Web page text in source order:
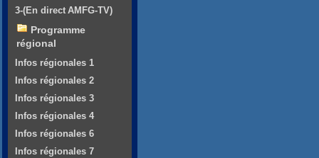
3-(En direct AMFG-TV)
Programme
régional
Infos régionales 1
Infos régionales 2
Infos régionales 3
Infos régionales 4
Infos régionales 6
Infos régionales 7